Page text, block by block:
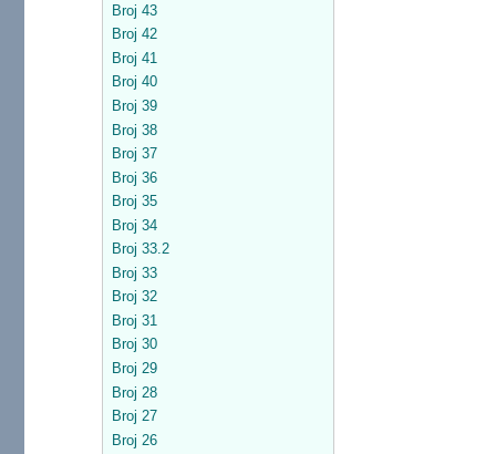
Broj 43
Broj 42
Broj 41
Broj 40
Broj 39
Broj 38
Broj 37
Broj 36
Broj 35
Broj 34
Broj 33.2
Broj 33
Broj 32
Broj 31
Broj 30
Broj 29
Broj 28
Broj 27
Broj 26